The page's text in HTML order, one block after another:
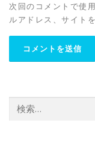
次回のコメントで使
ルアドレス、サイト
索: